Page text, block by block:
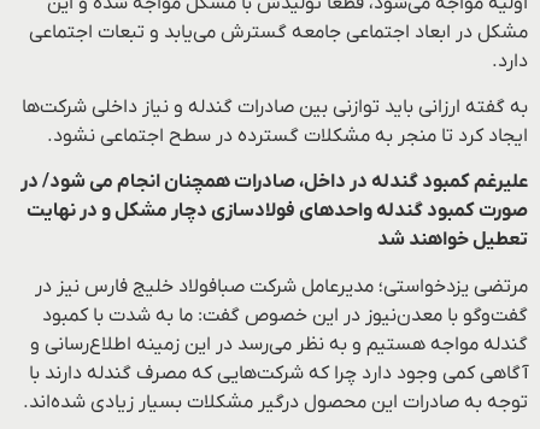
مشکل در ابعاد اجتماعی جامعه گسترش می‌یابد و تبعات اجتماعی
دارد.
به گفته ارزانی باید توازنی بین صادرات گندله و نیاز داخلی شرکت‌ها
ایجاد کرد تا منجر به مشکلات گسترده در سطح اجتماعی نشود.
علیرغم کمبود گندله در داخل، صادرات همچنان انجام می شود/ در
صورت کمبود گندله واحدهای فولادسازی دچار مشکل و در نهایت
تعطیل خواهند شد
مرتضی یزدخواستی؛ مدیرعامل شرکت صبافولاد خلیج فارس نیز در
گفت‌و‌گو با معدن‌نیوز در این خصوص گفت: ما به شدت با کمبود
گندله مواجه هستیم و به نظر می‌رسد در این زمینه اطلاع‌رسانی و
آگاهی کمی وجود دارد چرا که شرکت‌هایی که مصرف گندله دارند با
توجه به صادرات این محصول درگیر مشکلات بسیار زیادی شده‌اند.